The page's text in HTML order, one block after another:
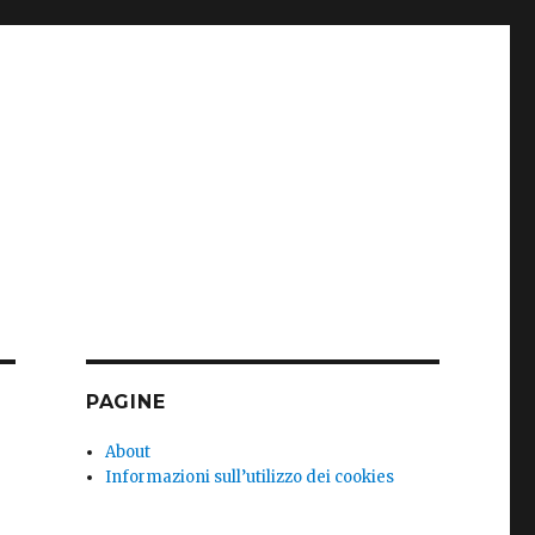
PAGINE
About
Informazioni sull’utilizzo dei cookies